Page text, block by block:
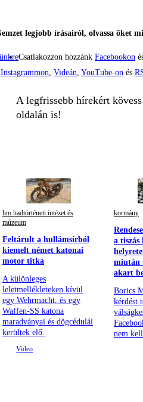
legjobb írásairól, olvassa őket
Csatlakozzon hozzánk Facebookon
Instagrammon, Videán, YouTube-on és
A legfrissebb hírekért
oldalán is!
hm hadtörténeti intézet és
múzeum
Feltárult a hullámsírból
kiemelt német katonai
motor titka
A különleges
leletmellékleteken kívül
egy Wehrmacht, és egy
Waffen-SS katona
maradványai és dögcédulái
kerültek elő.
kormány
a tiszás
miután
akart
Borics
kérdést
nem